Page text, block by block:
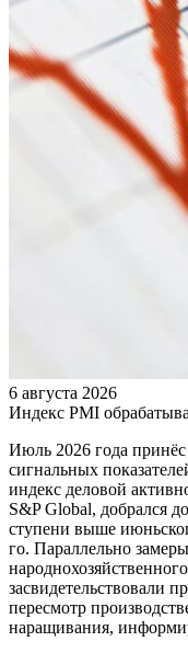
6 августа 2026
Индекс PMI
Июль 2026 года
сигнальных
индекс деловой
S&P Global, добрался
ступени выше
го. Параллельно
засвидетельствовали
пересмотр
наращивания,